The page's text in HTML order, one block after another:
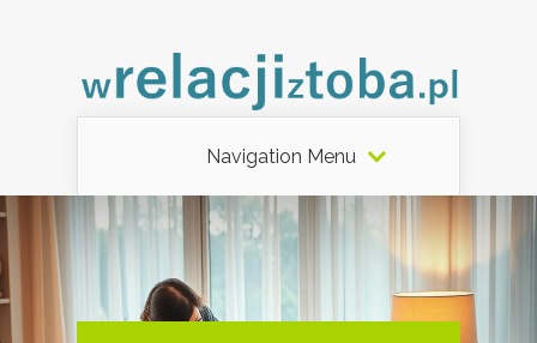
Navigation Menu